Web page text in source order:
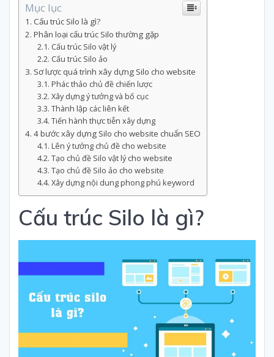
Mục lục
Cấu trúc Silo là gì?
Phân loại cấu trúc Silo thường gặp
Cấu trúc Silo vật lý
Cấu trúc Silo ảo
Sơ lược quá trình xây dựng Silo cho website
Phác thảo chủ đề chiến lược
Xây dựng ý tưởng và bố cục
Thành lập các liên kết
Tiến hành thực tiễn xây dựng
4 bước xây dựng Silo cho website chuẩn SEO
Lên ý tưởng chủ đề cho website
Tạo chủ đề Silo vật lý cho website
Tạo chủ đề Silo ảo cho website
Xây dựng nội dung phong phú keyword
Cấu trúc Silo là gì?